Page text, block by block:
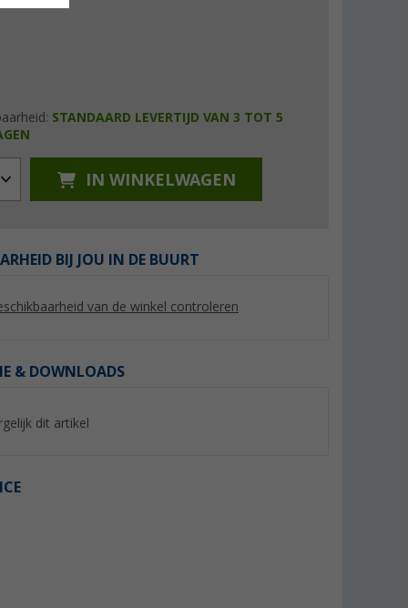
STANDAARD LEVERTIJD VAN 3 TOT 5
IN WINKELWAGEN
BIJ JOU IN DE BUURT
van de winkel controleren
& DOWNLOADS
dit artikel